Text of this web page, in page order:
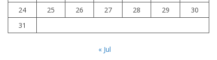
24
25 26 27 28 29
30
31
« Jul